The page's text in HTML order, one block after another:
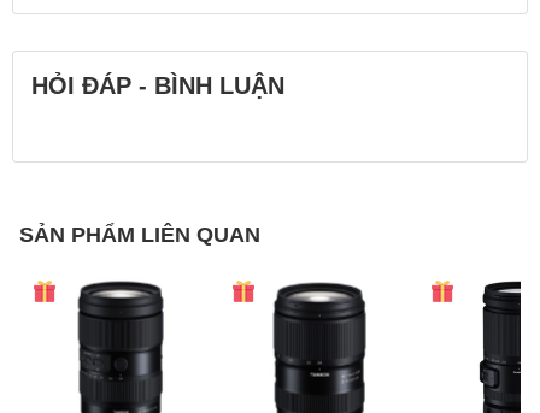
Kính lọc Φ67mm
Φ77mm
A047E: 148mm (5.8 in)
Trọng lượng
A047Z: 580g (20.5 oz)
A047E: 545g (19.2 oz)
HỎI ĐÁP - BÌNH LUẬN
SẢN PHẨM LIÊN QUAN